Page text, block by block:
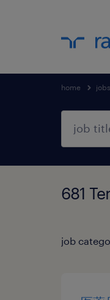
home jobs
681
job